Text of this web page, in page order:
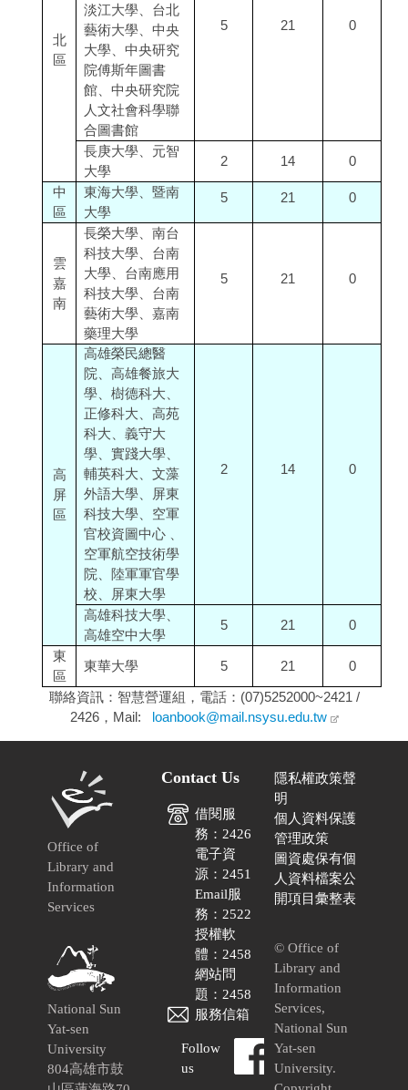
北
區
淡江大學、台北
藝術大學、中央
大學、中央研究
院傅斯年圖書
館、中央研究院
人文社會科學聯
合圖書館
5 21 0
長庚大學、元智
大學
2 14
0
中
區
東海大學、暨南
大學
5 21 0
雲
嘉
南
長榮大學、南台
科技大學、台南
大學、台南應用
科技大學、台南
藝術大學、嘉南
藥理大學
5 21 0
高
屏
區
高雄榮民總醫
院、高雄餐旅大
學、樹德科大、
正修科大、高苑
科大、義守大
學、實踐大學、
輔英科大、文藻
外語大學、屏東
科技大學、空軍
官校資圖中心 、
空軍航空技術學
院、陸軍軍官學
校、屏東大學
2 14 0
高雄科技大學、
高雄空中大學
5 21
0
東
區
東華大學 5 21
0
聯絡資訊：智慧營運組，電話：(07)5252000~2421 /
2426，Mail: loanbook@mail.nsysu.edu.tw
Office of
Library and
Information
Services
National Sun
Yat-sen
University
804高雄市鼓
Contact Us
借閱服
務：2426
電子資
源：2451
Email服
務：2522
授權軟
體：2458
網站問
題：2458
服務信箱
Follow
us
隱私權政策聲
明
個人資料保護
管理政策
圖資處保有個
人資料檔案公
開項目彙整表
© Office of
Library and
Information
Services,
National Sun
Yat-sen
University.